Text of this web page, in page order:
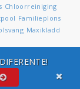
Chloorreiniging
Familieplons
Maxikladd